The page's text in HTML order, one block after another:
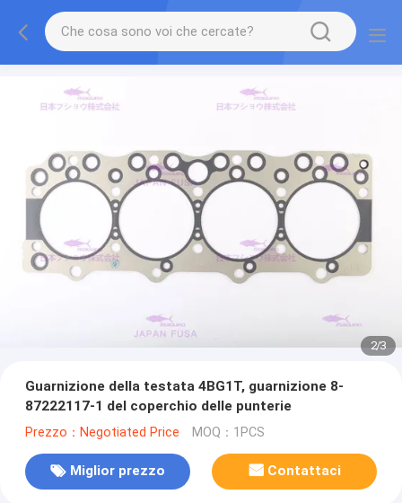
2/3
Guarnizione della testata 4BG1T, guarnizione 8-
87222117-1 del coperchio delle punterie
Prezzo：Negotiated Price MOQ：1PCS
Miglior prezzo Contattaci